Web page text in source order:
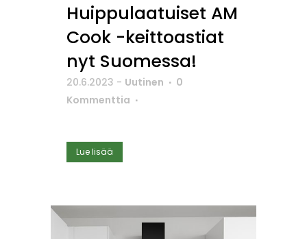
Huippulaatuiset AM
Cook -keittoastiat
nyt Suomessa!
20.6.2023 - Uutinen
0
Kommenttia
Lue lisää